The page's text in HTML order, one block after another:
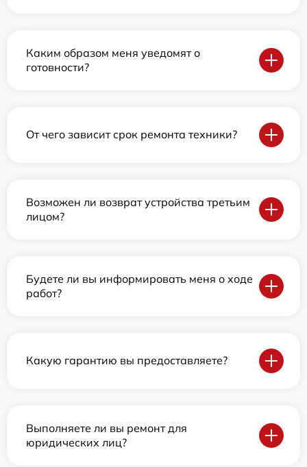
Каким образом меня уведомят о
готовности?
От чего зависит срок ремонта техники?
Возможен ли возврат устройства третьим
лицом?
Будете ли вы информировать меня о ходе
работ?
Какую гарантию вы предоставляете?
Выполняете ли вы ремонт для
юридических лиц?